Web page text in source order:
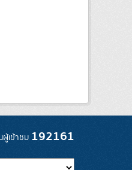
เข้าชม 192161